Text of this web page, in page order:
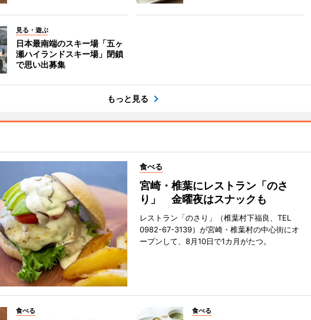
見る・遊ぶ
日本最南端のスキー場「五ヶ
瀬ハイランドスキー場」閉鎖
で思い出募集
もっと見る
食べる
宮崎・椎葉にレストラン「のさ
り」 金曜夜はスナックも
レストラン「のさり」（椎葉村下福良、TEL
0982-67-3139）が宮崎・椎葉村の中心街にオ
ープンして、8月10日で1カ月がたつ。
食べる 食べる